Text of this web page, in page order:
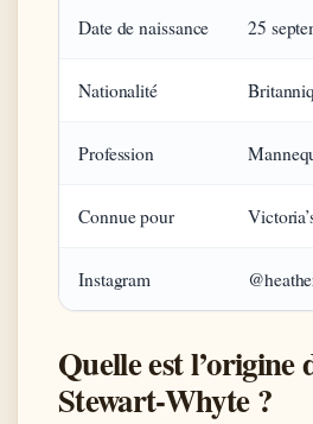
Date de naissance 25
Nationalité
Profession
Connue pour
Instagram
Quelle est l’origine
Stewart-Whyte ?